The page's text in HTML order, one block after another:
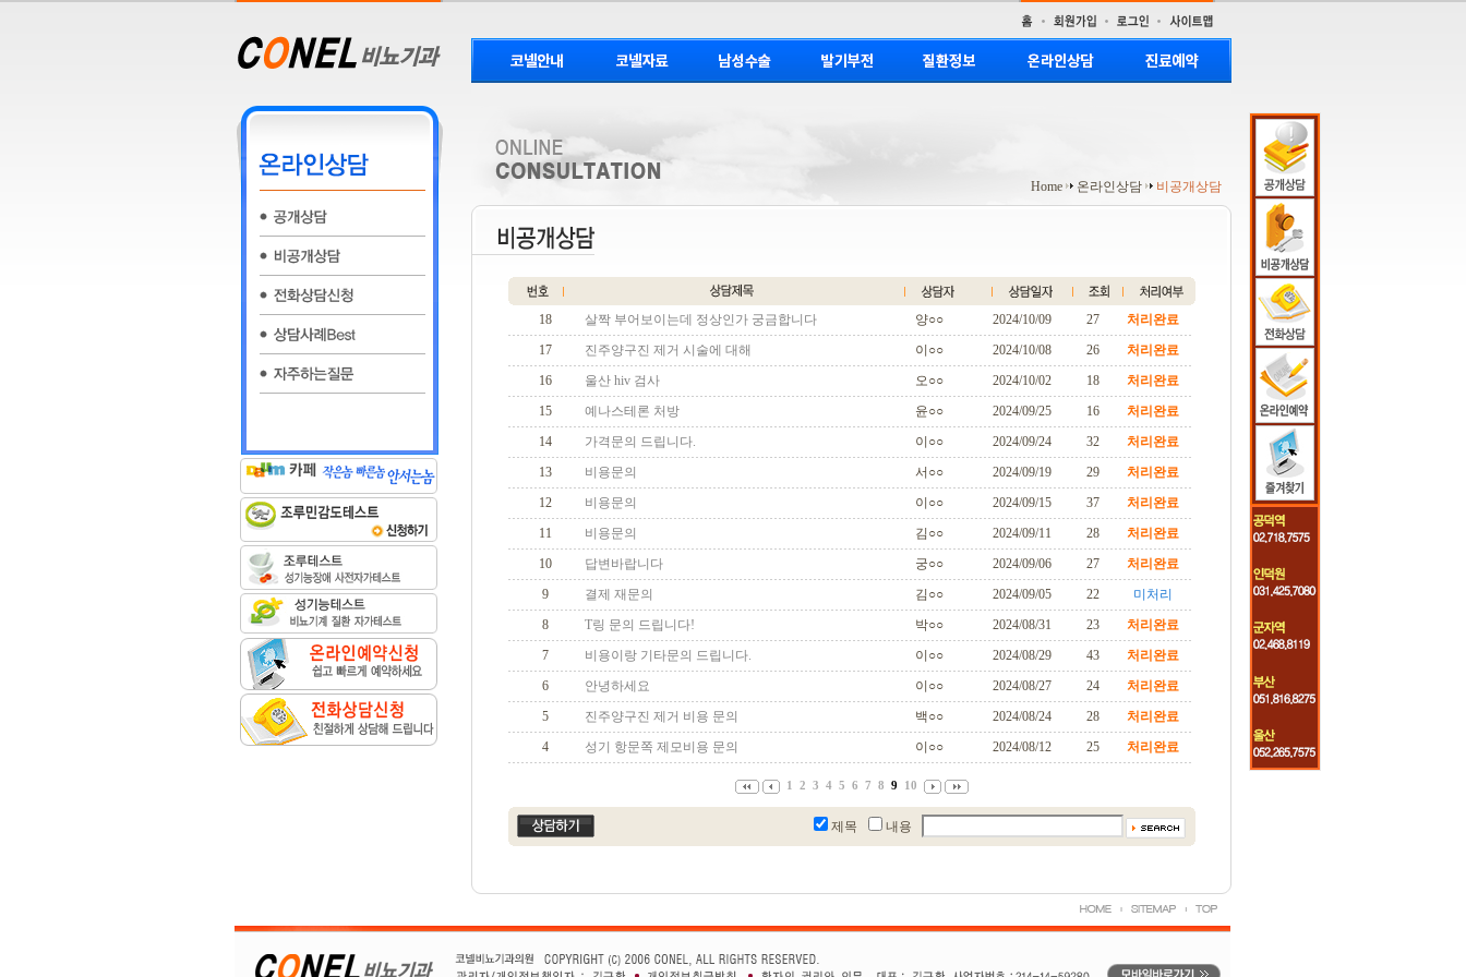
Home 온라인상담 비공개상담
18 살짝 부어보이는데 정상인가 궁금합니다 양○○ 2024/10/09 27
처리완료
17
진주양구진 제거 시술에 대해 이○○ 2024/10/08 26
처리완료
16
울산 hiv 검사 오○○ 2024/10/02 18
처리완료
15
예나스테론 처방 윤○○ 2024/09/25 16
처리완료
14
가격문의 드립니다. 이○○ 2024/09/24 32
처리완료
13
비용문의 서○○ 2024/09/19 29
처리완료
12
비용문의 이○○ 2024/09/15 37
처리완료
11
비용문의 김○○ 2024/09/11 28
처리완료
10
답변바랍니다 궁○○ 2024/09/06 27
처리완료
9
결제 재문의 김○○ 2024/09/05 22
미처리
8
T링 문의 드립니다! 박○○ 2024/08/31 23
처리완료
7
비용이랑 기타문의 드립니다. 이○○ 2024/08/29 43
처리완료
6
안녕하세요 이○○ 2024/08/27 24
처리완료
5
진주양구진 제거 비용 문의 백○○ 2024/08/24 28
처리완료
4
성기 항문쪽 제모비용 문의 이○○ 2024/08/12 25 처리완료
1 2 3 4 5 6 7 8 9 10
제목 내용